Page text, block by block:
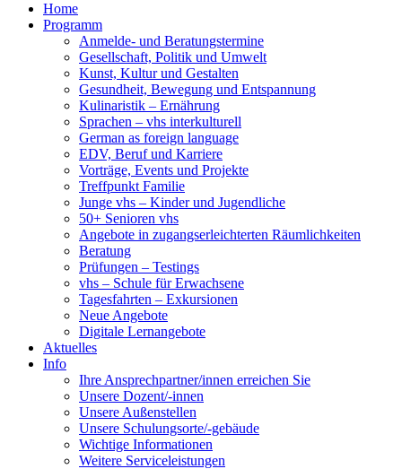
Home
Programm
Anmelde- und Beratungstermine
Gesellschaft, Politik und Umwelt
Kunst, Kultur und Gestalten
Gesundheit, Bewegung und Entspannung
Kulinaristik – Ernährung
Sprachen – vhs interkulturell
German as foreign language
EDV, Beruf und Karriere
Vorträge, Events und Projekte
Treffpunkt Familie
Junge vhs – Kinder und Jugendliche
50+ Senioren vhs
Angebote in zugangserleichterten Räumlichkeiten
Beratung
Prüfungen – Testings
vhs – Schule für Erwachsene
Tagesfahrten – Exkursionen
Neue Angebote
Digitale Lernangebote
Aktuelles
Info
Ihre Ansprechpartner/innen erreichen Sie
Unsere Dozent/-innen
Unsere Außenstellen
Unsere Schulungsorte/-gebäude
Wichtige Informationen
Weitere Serviceleistungen